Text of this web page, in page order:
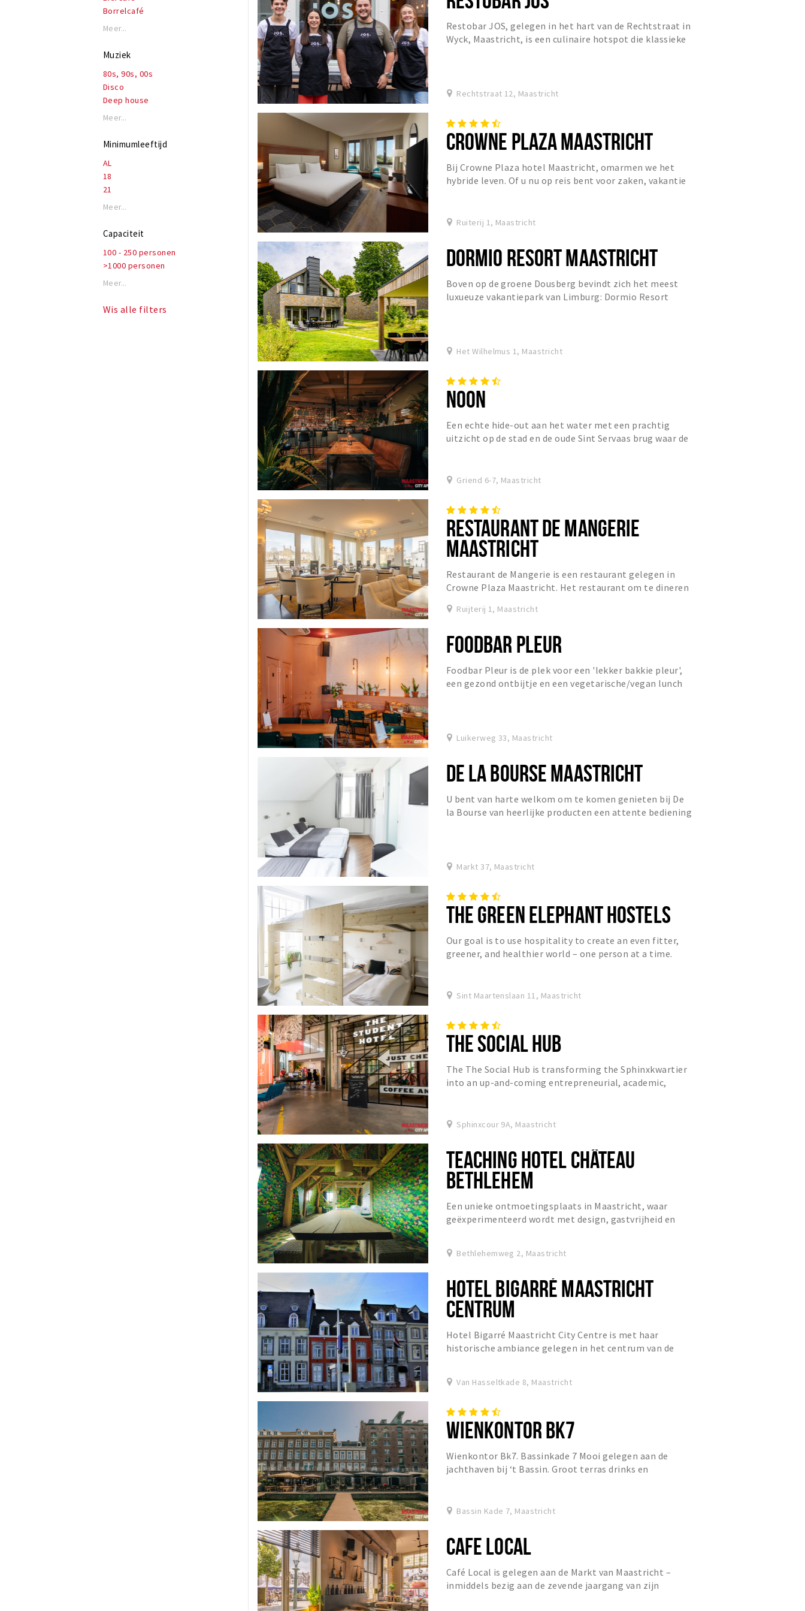
Borrelcafé
Bruincafé
Eetcafé
Feestcafé
Podium
Wijnbar
Meer...
Muziek
80s, 90s, 00s
Disco
Deep house
House, electro, techno
Latin
Lounge
Rock, alternatief
Rnb, hiphop, rap
Soul
Meer...
Minimumleeftijd
AL
18
21
Meer...
Capaciteit
100 - 250 personen
>1000 personen
Meer...
Wis alle filters
Restobar JOS, gelegen in het hart van de Rechtstraat in
Wyck, Maastricht, is een culinaire hotspot die klassieke
Rechtstraat 12, Maastricht
CROWNE PLAZA MAASTRICHT
Bij Crowne Plaza hotel Maastricht, omarmen we het
hybride leven. Of u nu op reis bent voor zaken, vakantie
Ruiterij 1, Maastricht
DORMIO RESORT MAASTRICHT
Boven op de groene Dousberg bevindt zich het meest
luxueuze vakantiepark van Limburg: Dormio Resort
Het Wilhelmus 1, Maastricht
NOON
Een echte hide-out aan het water met een prachtig
uitzicht op de stad en de oude Sint Servaas brug waar de
Griend 6-7, Maastricht
RESTAURANT DE MANGERIE
MAASTRICHT
Restaurant de Mangerie is een restaurant gelegen in
Crowne Plaza Maastricht. Het restaurant om te dineren
Ruijterij 1, Maastricht
FOODBAR PLEUR
Foodbar Pleur is de plek voor een 'lekker bakkie pleur',
een gezond ontbijtje en een vegetarische/vegan lunch
Luikerweg 33, Maastricht
DE LA BOURSE MAASTRICHT
U bent van harte welkom om te komen genieten bij De
la Bourse van heerlijke producten een attente bediening
Markt 37, Maastricht
THE GREEN ELEPHANT HOSTELS
Our goal is to use hospitality to create an even fitter,
greener, and healthier world – one person at a time.
Sint Maartenslaan 11, Maastricht
THE SOCIAL HUB
The The Social Hub is transforming the Sphinxkwartier
into an up-and-coming entrepreneurial, academic,
Sphinxcour 9A, Maastricht
TEACHING HOTEL CHÂTEAU
BETHLEHEM
Een unieke ontmoetingsplaats in Maastricht, waar
geëxperimenteerd wordt met design, gastvrijheid en
Bethlehemweg 2, Maastricht
HOTEL BIGARRÉ MAASTRICHT
CENTRUM
Hotel Bigarré Maastricht City Centre is met haar
historische ambiance gelegen in het centrum van de
Van Hasseltkade 8, Maastricht
WIENKONTOR BK7
Wienkontor Bk7. Bassinkade 7 Mooi gelegen aan de
jachthaven bij ‘t Bassin. Groot terras drinks en
Bassin Kade 7, Maastricht
CAFE LOCAL
Café Local is gelegen aan de Markt van Maastricht –
inmiddels bezig aan de zevende jaargang van zijn